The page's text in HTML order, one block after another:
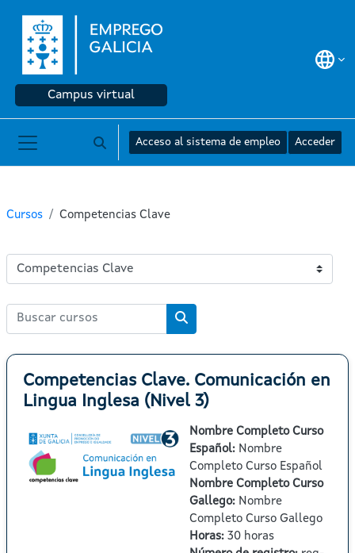
Campus virtual
Panel lateral
Selector de búsqueda de entrada
Acceso al sistema de empleo Acceder
Cursos Competencias Clave
Categorías
Buscar cursos
Buscar cursos
Competencias Clave. Comunicación en
Lingua Inglesa (Nivel 3)
Nombre Completo Curso
Español: Nombre
Completo Curso Español
Nombre Completo Curso
Gallego: Nombre
Completo Curso Gallego
Horas: 30 horas